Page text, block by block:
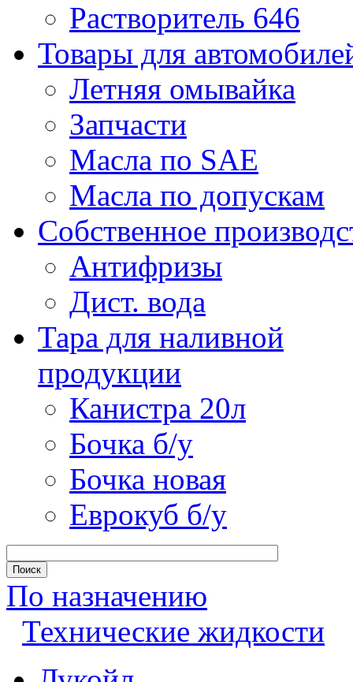
Растворитель 646
Товары для
Летняя омывайка
Запчасти
Масла по SAE
Масла по допускам
Собственное
Антифризы
Дист. вода
Тара для наливной
продукции
Канистра 20л
Бочка б/у
Бочка новая
Еврокуб б/у
По назначению
Технические жидкости